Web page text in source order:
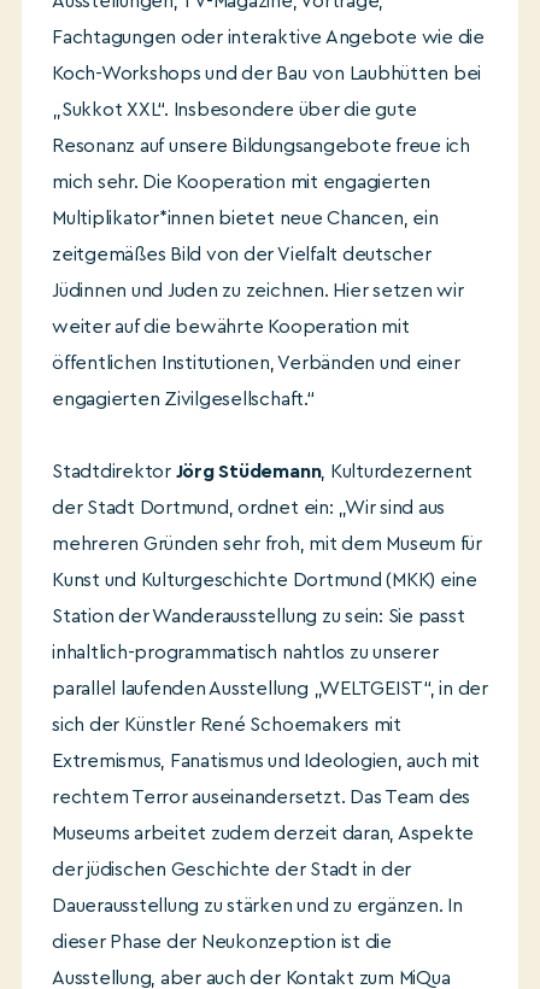
Fachtagungen oder interaktive Angebote wie die
Koch-Workshops und der Bau von Laubhütten bei
„Sukkot XXL“. Insbesondere über die gute
Resonanz auf unsere Bildungsangebote freue ich
mich sehr. Die Kooperation mit engagierten
Multiplikator*innen bietet neue Chancen, ein
zeitgemäßes Bild von der Vielfalt deutscher
Jüdinnen und Juden zu zeichnen. Hier setzen wir
weiter auf die bewährte Kooperation mit
öffentlichen Institutionen, Verbänden und einer
engagierten Zivilgesellschaft.“
Stadtdirektor Jörg Stüdemann, Kulturdezernent
der Stadt Dortmund, ordnet ein: „Wir sind aus
mehreren Gründen sehr froh, mit dem Museum für
Kunst und Kulturgeschichte Dortmund (MKK) eine
Station der Wanderausstellung zu sein: Sie passt
inhaltlich-programmatisch nahtlos zu unserer
parallel laufenden Ausstellung „WELTGEIST“, in der
sich der Künstler René Schoemakers mit
Extremismus, Fanatismus und Ideologien, auch mit
rechtem Terror auseinandersetzt. Das Team des
Museums arbeitet zudem derzeit daran, Aspekte
der jüdischen Geschichte der Stadt in der
Dauerausstellung zu stärken und zu ergänzen. In
dieser Phase der Neukonzeption ist die
Ausstellung, aber auch der Kontakt zum MiQua